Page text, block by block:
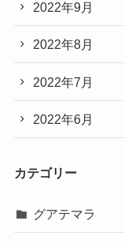
2022年9月
2022年8月
2022年7月
2022年6月
カテゴリー
グアテマラ